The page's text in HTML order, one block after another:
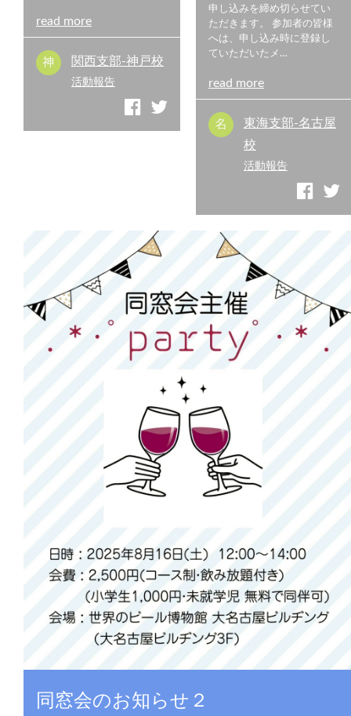
read more
関西支部-神戸校
活動報告
申し込みを締め切らせてい
ただきます。 参加者の皆様
へは、申し込み時に登録し
ていただいたメ…
read more
東海支部-名古屋
校
活動報告
同窓会のお知らせ２